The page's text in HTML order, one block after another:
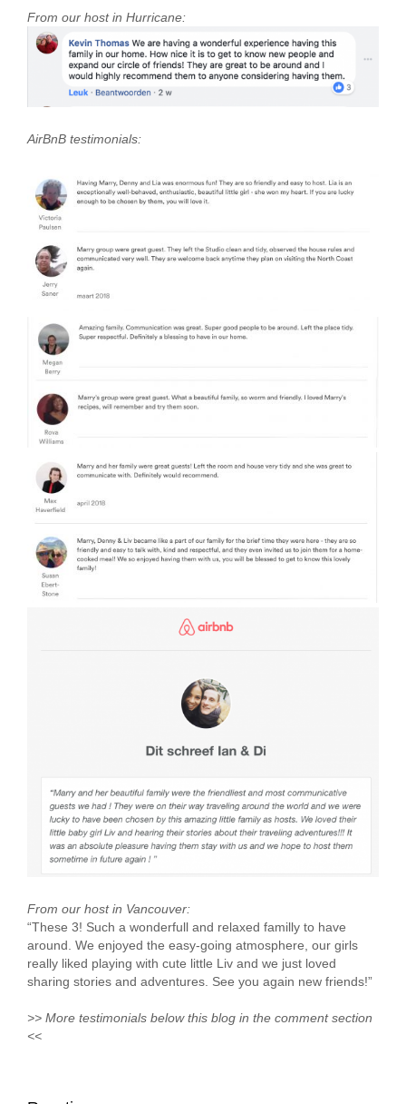
From our host in Hurricane:
AirBnB testimonials:
From our host in Vancouver:
“These 3! Such a wonderfull and relaxed familly to have
around. We enjoyed the easy-going atmosphere, our girls
really liked playing with cute little Liv and we just loved
sharing stories and adventures. See you again new friends!”
>> More testimonials below this blog in the comment section
<<